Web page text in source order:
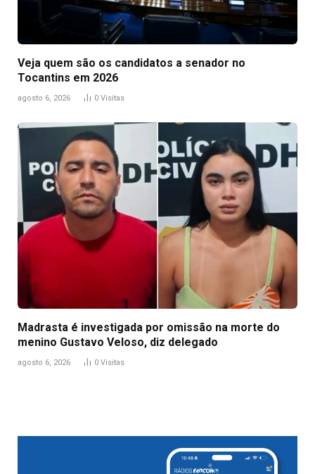
Veja quem são os candidatos a senador no
Tocantins em 2026
agosto 6, 2026 0 Visitas
Madrasta é investigada por omissão na morte do
menino Gustavo Veloso, diz delegado
agosto 6, 2026 0 Visitas